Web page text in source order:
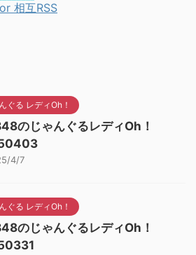
相互RSS
ぐる レディOh！
のじゃんぐるレディOh！
4/7
ぐる レディOh！
のじゃんぐるレディOh！